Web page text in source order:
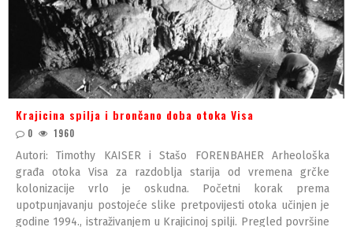
Krajicina spilja i brončano doba otoka Visa
0 1960
Autori: Timothy KAISER i Stašo FORENBAHER Arheološka
građa otoka Visa za razdoblja starija od vremena grčke
kolonizacije vrlo je oskudna. Početni korak prema
upotpunjavanju postojeće slike pretpovijesti otoka učinjen je
godine 1994., istraživanjem u Krajicinoj spilji. Pregled površine